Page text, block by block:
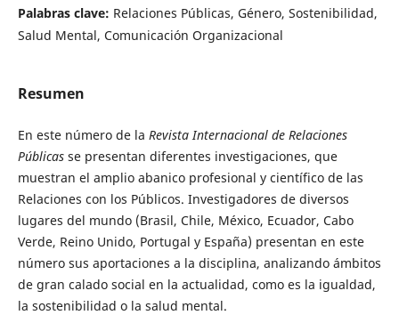
Palabras clave: Relaciones Públicas, Género, Sostenibilidad,
Salud Mental, Comunicación Organizacional
Resumen
En este número de la Revista Internacional de Relaciones
Públicasse presentan diferentes investigaciones, que
muestran el amplio abanico profesional y científico de las
Relaciones con los Públicos. Investigadores de diversos
lugares del mundo (Brasil, Chile, México, Ecuador, Cabo
Verde, Reino Unido, Portugal y España) presentan en este
número sus aportaciones a la disciplina, analizando ámbitos
de gran calado social en la actualidad, como es la igualdad,
la sostenibilidad o la salud mental.